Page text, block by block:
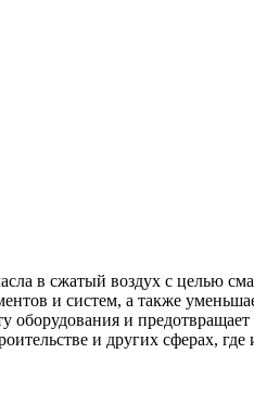
в сжатый воздух с целью
и систем, а также
оборудования и
и других сферах, где